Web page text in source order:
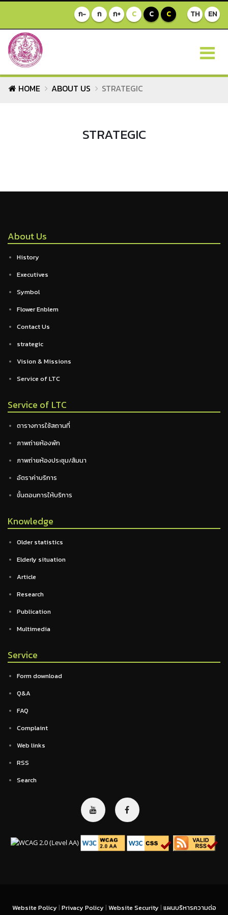
TH EN
ก- ก ก+ C C C
HOME ABOUT US STRATEGIC
STRATEGIC
About Us
History
Executives
Symbol
Flower Enblem
Contact Us
strategic
Vision & Missions
Service of LTC
Service of LTC
ตารางการใช้สถานที่
ภาพถ่ายห้องพัก
ภาพถ่ายห้องประชุม/สัมนา
อัตราค่าบริการ
ขั้นตอนการให้บริการ
Knowledge
Older statistics
Elderly situation
Article
Research
Publication
Multimedia
Service
Form download
Q&A
FAQ
Complaint
Web links
RSS
Search
Website Policy | Privacy Policy | Website Security | แผนบริหารความต่อ